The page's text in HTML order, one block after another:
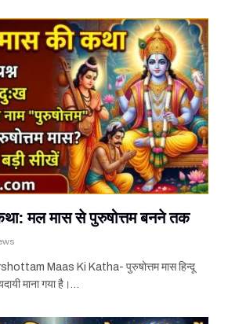
मल मास से पुरुषोत्तम बनने तक
Maas Ki Katha- पुरुषोत्तम मास हिन्दू
माना गया है।…